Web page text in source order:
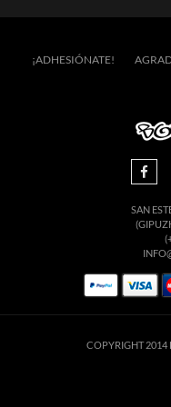
¡ADHESIÓNATE!
SAN
COPYRIGHT 2014